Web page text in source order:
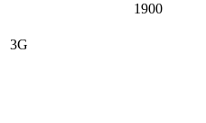
1900
3G